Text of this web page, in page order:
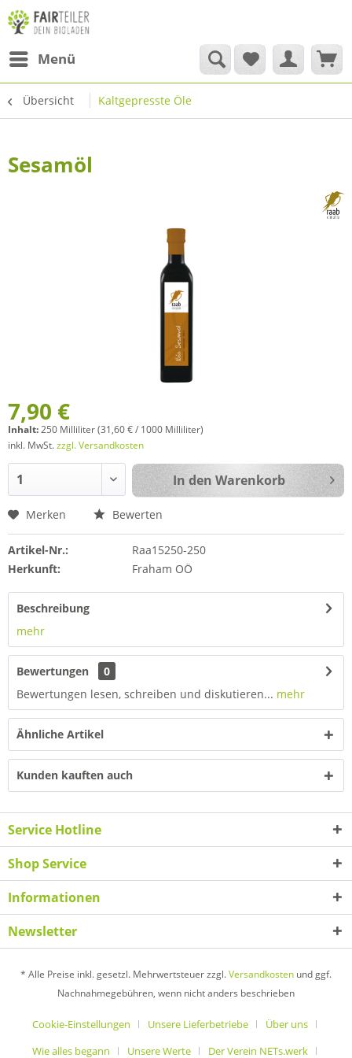
Menü
Übersicht Kaltgepresste Öle
Sesamöl
7,90 €
Inhalt:250 Milliliter (31,60 € / 1000 Milliliter)
inkl. MwSt.zzgl. Versandkosten
In den Warenkorb
Merken Bewerten
Artikel-Nr.:
Raa15250-250
Herkunft:
Fraham OÖ
Beschreibung
mehr
Bewertungen
0
Bewertungen lesen, schreiben und diskutieren... mehr
Ähnliche Artikel
Kunden kauften auch
Service Hotline
Shop Service
Informationen
Newsletter
* Alle Preise inkl. gesetzl. Mehrwertsteuer zzgl.Versandkosten und ggf.
Nachnahmegebühren, wenn nicht anders beschrieben
Cookie-Einstellungen Unsere Lieferbetriebe
Über uns
Wie alles begann
Unsere Werte Der Verein NETs.werk